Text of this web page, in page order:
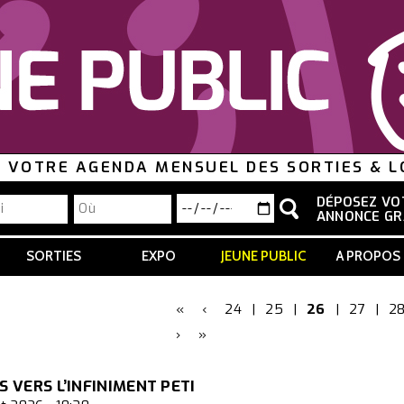
VOTRE AGENDA MENSUEL DES SORTIES &
DÉPOSEZ
ANNONCE
SORTIES EXPO JEUNE PUBLIC A PROPOS
« ‹ 24 | 25 | 26 | 27 |
›
»
VERS L’INFINIMENT PETI